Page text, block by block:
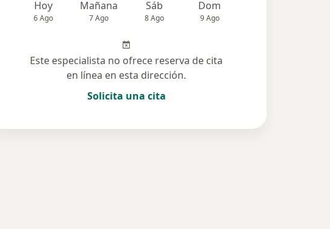
Hoy
6 Ago
Mañana
7 Ago
Sáb
8 Ago
Dom
9 Ago
Este especialista no ofrece reserva de cita
en línea en esta dirección.
Solicita una cita